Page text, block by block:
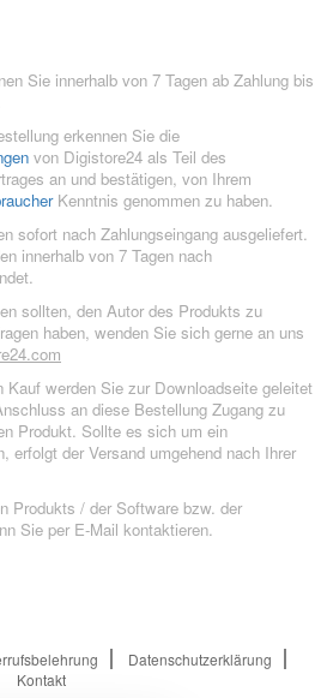
Sie innerhalb von 7 Tagen ab Zahlung bis
erkennen Sie die
von Digistore24 als Teil des
an und bestätigen, von Ihrem
Kenntnis genommen zu haben.
sofort nach Zahlungseingang ausgeliefert.
innerhalb von 7 Tagen nach
sollten, den Autor des Produkts zu
haben, wenden Sie sich gerne an uns
Kauf werden Sie zur Downloadseite geleitet
an diese Bestellung Zugang zu
Produkt. Sollte es sich um ein
erfolgt der Versand umgehend nach Ihrer
Produkts / der Software bzw. der
Sie per E-Mail kontaktieren.
Datenschutzerklärung
Kontakt